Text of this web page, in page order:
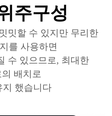
주구성
밋할 수 있지만 무리한
를 사용하면
수 있으므로, 최대한
배치로
지 했습니다